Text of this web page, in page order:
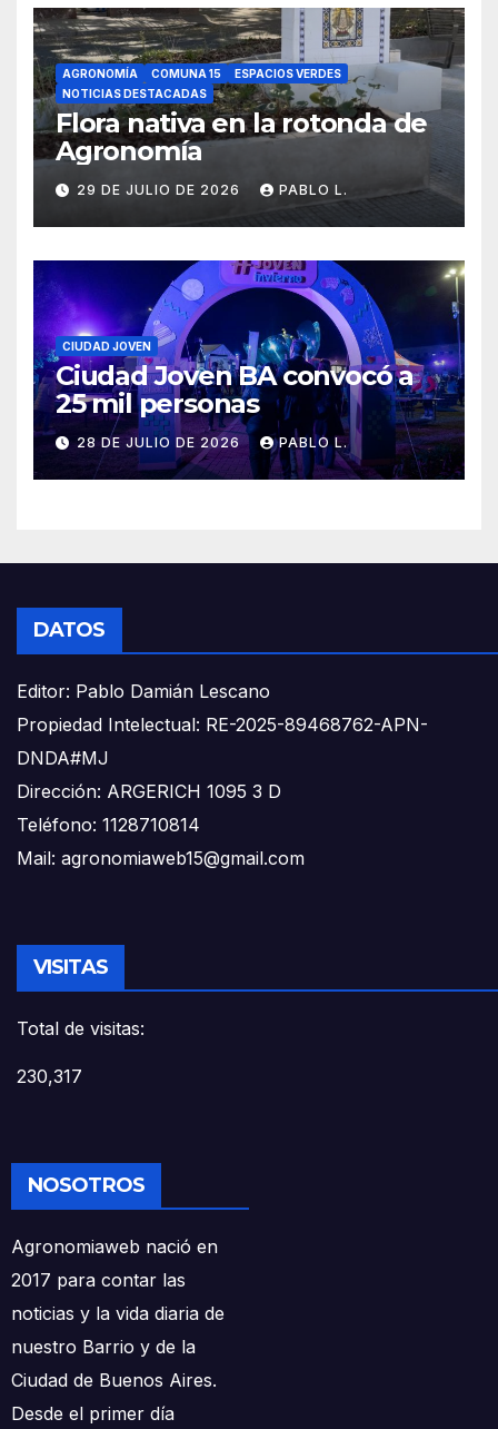
AGRONOMÍA COMUNA 15
ESPACIOS VERDES
NOTICIAS DESTACADAS
Flora nativa en la rotonda de
Agronomía
29 DE JULIO DE 2026 PABLO L.
CIUDAD JOVEN
Ciudad Joven BA convocó a
25 mil personas
28 DE JULIO DE 2026 PABLO L.
DATOS
Editor: Pablo Damián Lescano
Propiedad Intelectual: RE-2025-89468762-APN-
DNDA#MJ
Dirección: ARGERICH 1095 3 D
Teléfono: 1128710814
Mail: agronomiaweb15@gmail.com
VISITAS
Total de visitas:
230,317
NOSOTROS
Agronomiaweb nació en
2017 para contar las
noticias y la vida diaria de
nuestro Barrio y de la
Ciudad de Buenos Aires.
Desde el primer día